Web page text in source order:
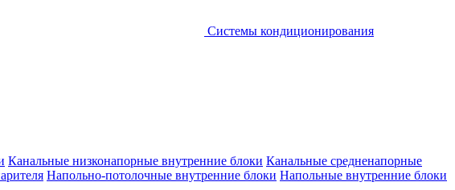
Системы кондиционирования
Канальные низконапорные внутренние блоки Канальные средненапорные
Напольно-потолочные внутренние блоки Напольные внутренние блоки